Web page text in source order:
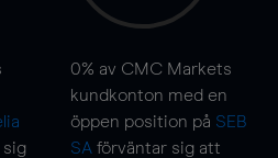
sig
0% av CMC Markets
kundkonton med en
öppen position på SEB
SA förväntar sig att